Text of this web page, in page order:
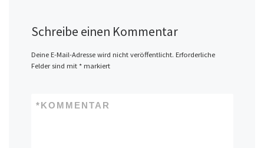
Schreibe einen Kommentar
Deine E-Mail-Adresse wird nicht veröffentlicht. Erforderliche
Felder sind mit *markiert
KOMMENTAR
*